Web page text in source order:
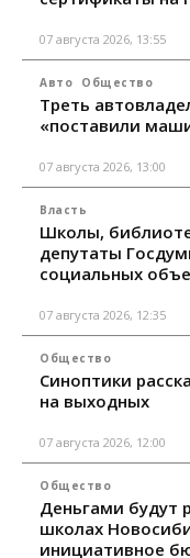
07 августа 2026, 13:55
Авто Общество
Треть
«поставили
07 августа 2026, 13:00
Власть
Школы,
депутаты
социальных
07 августа 2026, 12:35
Общество
Синоптики
на выходных
07 августа 2026, 12:00
Общество
Деньгами будут
школах
инициативное